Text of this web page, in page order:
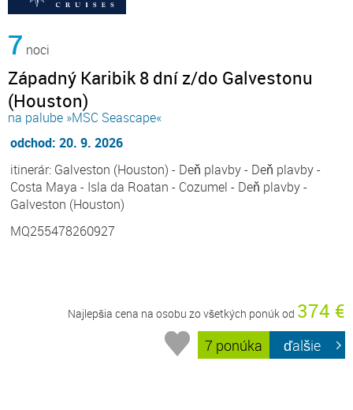
7 noci
Západný Karibik 8 dní z/do Galvestonu
(Houston)
na palube »MSC Seascape«
odchod: 20. 9. 2026
itinerár: Galveston (Houston) - Deň plavby - Deň plavby -
Costa Maya - Isla da Roatan - Cozumel - Deň plavby -
Galveston (Houston)
MQ255478260927
Najlepšia cena na osobu zo všetkých ponúk od 374 €
7 ponúka ďalšie